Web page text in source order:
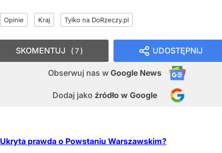
Opinie Kraj Tylko na DoRzeczy.pl
UDOSTĘPNIJ
Obserwuj nas w Google News
Dodaj jako źródło w Google
SKOMENTUJ 7
Ukryta prawda o Powstaniu Warszawskim?